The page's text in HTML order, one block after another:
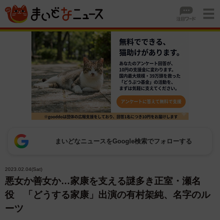
まいどなニュースをGoogle検索でフォローする
2023.02.04(Sat)
悪女か善女か…家康を支える謎多き正室・瀬名
役 「どうする家康」出演の有村架純、名字のル
ーツ